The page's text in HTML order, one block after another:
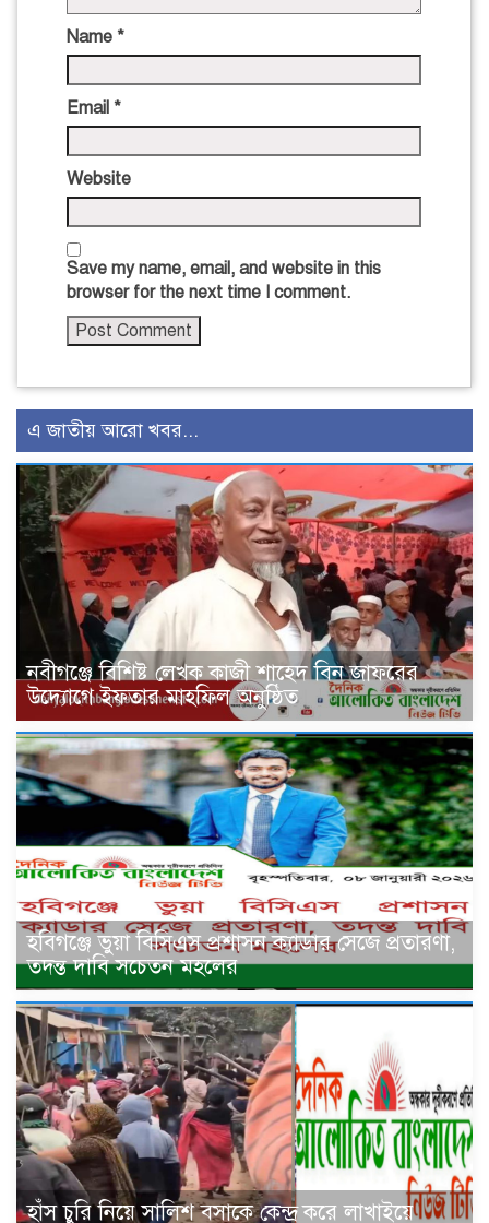
Name *
Email *
Website
Save my name, email, and website in this
browser for the next time I comment.
এ জাতীয় আরো খবর...
নবীগঞ্জে বিশিষ্ট লেখক কাজী শাহেদ বিন জাফরের
উদ্যোগে ইফতার মাহফিল অনুষ্ঠিত
হবিগঞ্জে ভুয়া বিসিএস প্রশাসন ক্যাডার সেজে প্রতারণা,
তদন্ত দাবি সচেতন মহলের
হাঁস চুরি নিয়ে সালিশ বসাকে কেন্দ্র করে লাখাইয়ে